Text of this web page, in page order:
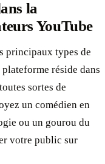
la
YouTube
principaux types de
réside dans
sortes de
un comédien en
ou un gourou du
votre public sur